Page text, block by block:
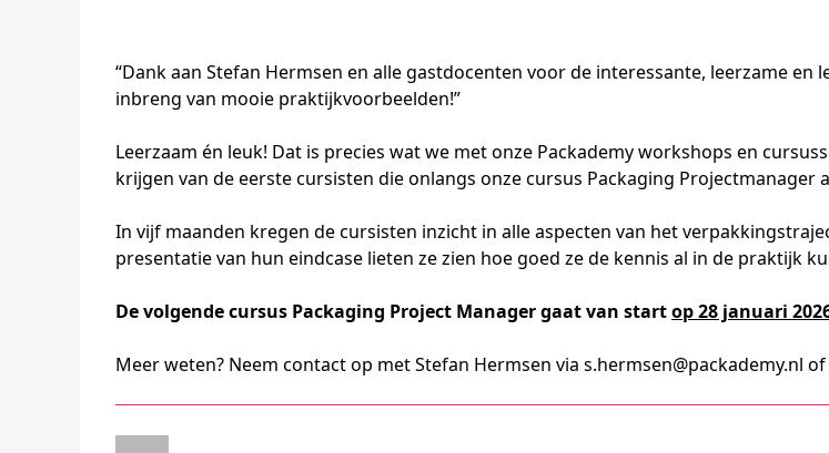
“Dank aan Stefan Hermsen en alle gastdocenten voor de interessante, leerzame
inbreng van mooie praktijkvoorbeelden!”
Leerzaam én leuk! Dat is precies wat we met onze Packademy workshops en
krijgen van de eerste cursisten die onlangs onze cursus Packaging Projectmanager
In vijf maanden kregen de cursisten inzicht in alle aspecten van het
presentatie van hun eindcase lieten ze zien hoe goed ze de kennis al in de praktijk
De volgende cursus Packaging Project Manager gaat van startop 28 januari
Meer weten? Neem contact op met Stefan Hermsen via s.hermsen@packademy.nl of